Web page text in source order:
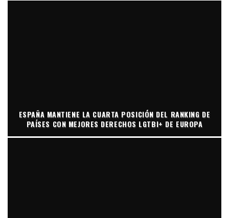
ESPAÑA MANTIENE LA CUARTA POSICIÓN DEL RANKING DE
PAÍSES CON MEJORES DERECHOS LGTBI+ DE EUROPA